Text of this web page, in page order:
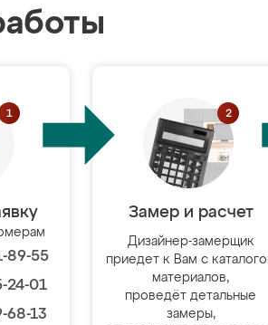
89-55
24-01
68-13
Замер и расчет
Дизайнер-замерщик
приедет к Вам с
материалов,
проведёт детальные
замеры,